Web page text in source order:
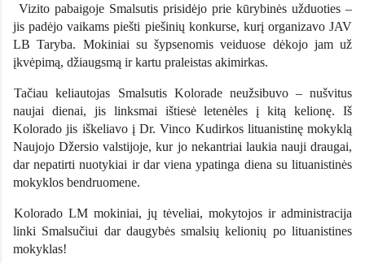
Vizito pabaigoje Smalsutis prisidėjo prie kūrybinės užduoties –
jis padėjo vaikams piešti piešinių konkurse, kurį organizavo JAV
LB Taryba. Mokiniai su šypsenomis veiduose dėkojo jam už
įkvėpimą, džiaugsmą ir kartu praleistas akimirkas.
Tačiau keliautojas Smalsutis Kolorade neužsibuvo – nušvitus
naujai dienai, jis linksmai ištiesė letenėles į kitą kelionę. Iš
Kolorado jis iškeliavo į Dr. Vinco Kudirkos lituanistinę mokyklą
Naujojo Džersio valstijoje, kur jo nekantriai laukia nauji draugai,
dar nepatirti nuotykiai ir dar viena ypatinga diena su lituanistinės
mokyklos bendruomene.
Kolorado LM mokiniai, jų tėveliai, mokytojos ir administracija
linki Smalsučiui dar daugybės smalsių kelionių po lituanistines
mokyklas!